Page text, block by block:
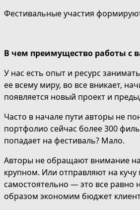
Фестивальные участия
В чем преимущество работы с
У нас есть опыт и ресурс
ее всему миру, во все вникает,
появляется новый проект и
Часто в начале пути авторы не
портфолио сейчас более 300
попадает на фестиваль? Мало.
Авторы не обращают внимание
крупном. Или отправляют на
самостоятельно — это все равно
образом экономим бюджет